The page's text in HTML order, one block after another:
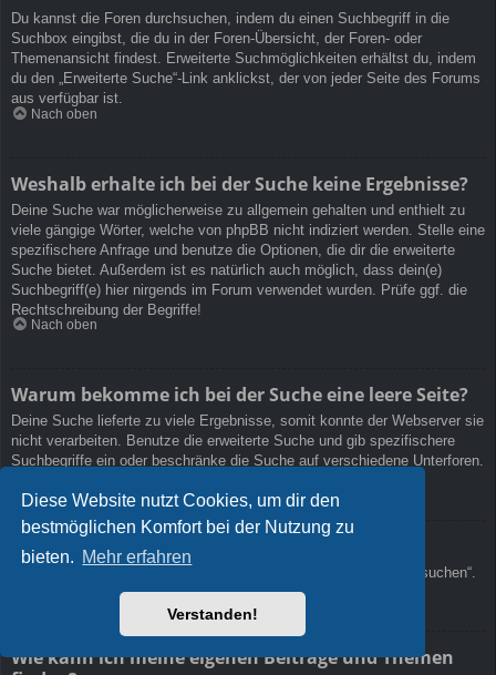
Diese Website nutzt Cookies, um dir den
bestmöglichen Komfort bei der Nutzung zu
bieten. Mehr erfahren
Verstanden!
Du kannst die Foren durchsuchen, indem du einen Suchbegriff in die
Suchbox eingibst, die du in der Foren-Übersicht, der Foren- oder
Themenansicht findest. Erweiterte Suchmöglichkeiten erhältst du, indem
du den „Erweiterte Suche“-Link anklickst, der von jeder Seite des Forums
aus verfügbar ist.
Nach oben
Weshalb erhalte ich bei der Suche keine Ergebnisse?
Deine Suche war möglicherweise zu allgemein gehalten und enthielt zu
viele gängige Wörter, welche von phpBB nicht indiziert werden. Stelle eine
spezifischere Anfrage und benutze die Optionen, die dir die erweiterte
Suche bietet. Außerdem ist es natürlich auch möglich, dass dein(e)
Suchbegriff(e) hier nirgends im Forum verwendet wurden. Prüfe ggf. die
Rechtschreibung der Begriffe!
Nach oben
Warum bekomme ich bei der Suche eine leere Seite?
Deine Suche lieferte zu viele Ergebnisse, somit konnte der Webserver sie
nicht verarbeiten. Benutze die erweiterte Suche und gib spezifischere
Suchbegriffe ein oder beschränke die Suche auf verschiedene Unterforen.
Wie kann ich nach Mitgliedern suchen?
Gehe zur „Mitglieder“-Seite und klicke auf „Nach einem Mitglied suchen“.
Wie kann ich meine eigenen Beiträge und Themen